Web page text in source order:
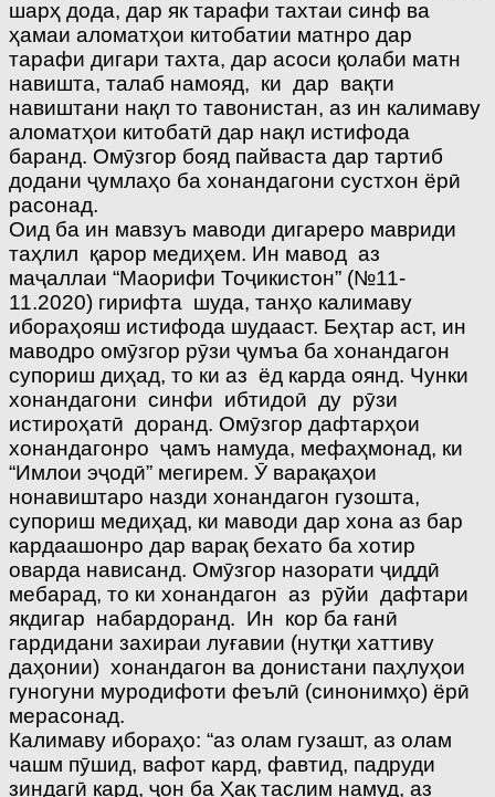
шарҳ дода, дар як тарафи тахтаи синф ва
ҳамаи аломатҳои китобатии матнро дар
тарафи дигари тахта, дар асоси қолаби матн
навишта, талаб намояд, ки дар вақти
навиштани нақл то тавонистан, аз ин калимаву
аломатҳои китобатӣ дар нақл истифода
баранд. Омӯзгор бояд пайваста дар тартиб
додани ҷумлаҳо ба хонандагони сустхон ёрӣ
расонад.
Оид ба ин мавзуъ маводи дигареро мавриди
таҳлил қарор медиҳем. Ин мавод аз
маҷаллаи “Маорифи Тоҷикистон” (№11-
11.2020) гирифта шуда, танҳо калимаву
ибораҳояш истифода шудааст. Беҳтар аст, ин
маводро омӯзгор рӯзи ҷумъа ба хонандагон
супориш диҳад, то ки аз ёд карда оянд. Чунки
хонандагони синфи ибтидоӣ ду рӯзи
истироҳатӣ доранд. Омӯзгор дафтарҳои
хонандагонро ҷамъ намуда, мефаҳмонад, ки
“Имлои эҷодӣ” мегирем. Ӯ варақаҳои
нонавиштаро назди хонандагон гузошта,
супориш медиҳад, ки маводи дар хона аз бар
кардаашонро дар варақ бехато ба хотир
оварда нависанд. Омӯзгор назорати ҷиддӣ
мебарад, то ки хонандагон аз рӯйи дафтари
якдигар набардоранд. Ин кор ба ғанӣ
гардидани захираи луғавии (нутқи хаттиву
даҳонии) хонандагон ва донистани паҳлуҳои
гуногуни муродифоти феълӣ (синонимҳо) ёрӣ
мерасонад.
Калимаву ибораҳо: “аз олам гузашт, аз олам
чашм пӯшид, вафот кард, фавтид, падруди
зиндагӣ кард, ҷон ба Ҳақ таслим намуд, аз